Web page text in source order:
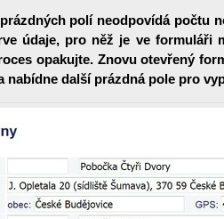
polí neodpovídá počtu
údaje, pro něž je ve formuláři
opakujte. Znovu otevřený
nabídne další prázdná pole pro